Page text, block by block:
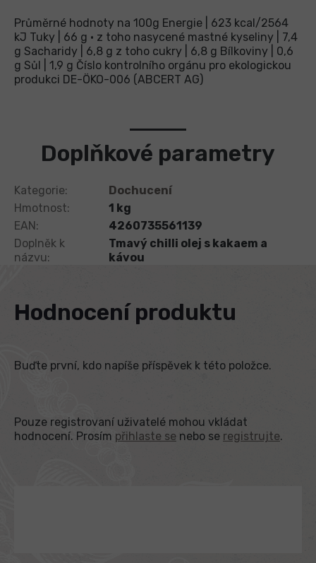
Průměrné hodnoty na 100g Energie | 623 kcal/2564
kJ Tuky | 66 g • z toho nasycené mastné kyseliny | 7,4
g Sacharidy | 6,8 g z toho cukry | 6,8 g Bílkoviny | 0,6
g Sůl | 1,9 g Číslo kontrolního orgánu pro ekologickou
produkci DE-ÖKO-006 (ABCERT AG)
Doplňkové parametry
Kategorie:
Dochucení
Hmotnost:
1 kg
EAN:
4260735561139
Doplněk k
názvu:
Tmavý chilli olej s kakaem a
kávou
Hodnocení produktu
Buďte první, kdo napíše příspěvek k této položce.
Pouze registrovaní uživatelé mohou vkládat
hodnocení. Prosím přihlaste se nebo se registrujte.